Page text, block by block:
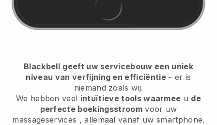
Blackbell geeft uw servicebouw een uniek
niveau van verfijning en efficiëntie- er is
niemand zoals wij.
We hebben veel intuïtieve tools waarmee u de
perfecte boekingsstroom voor uw
massageservices , allemaal vanaf uw smartphone.